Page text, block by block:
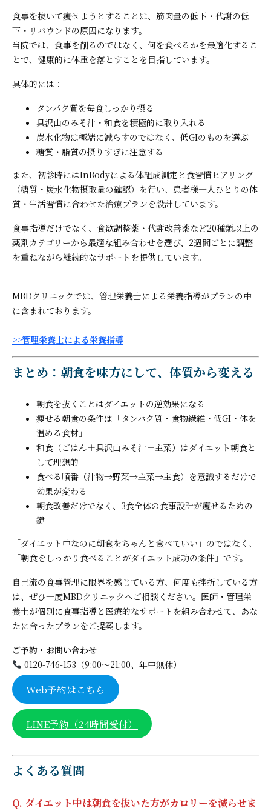
食事を抜いて痩せようとすることは、筋肉量の低下・代謝の低
下・リバウンドの原因になります。
当院では、食事を削るのではなく、何を食べるかを最適化するこ
とで、健康的に体重を落とすことを目指しています。
具体的には：
タンパク質を毎食しっかり摂る
具沢山のみそ汁・和食を積極的に取り入れる
炭水化物は極端に減らすのではなく、低GIのものを選ぶ
糖質・脂質の摂りすぎに注意する
また、初診時にはInBodyによる体組成測定と食習慣ヒアリング
（糖質・炭水化物摂取量の確認）を行い、患者様一人ひとりの体
質・生活習慣に合わせた治療プランを設計しています。
食事指導だけでなく、食欲調整薬・代謝改善薬など20種類以上の
薬剤カテゴリーから最適な組み合わせを選び、2週間ごとに調整
を重ねながら継続的なサポートを提供しています。
MBDクリニックでは、管理栄養士による栄養指導がプランの中
に含まれております。
>>管理栄養士による栄養指導
まとめ：朝食を味方にして、体質から変える
朝食を抜くことはダイエットの逆効果になる
痩せる朝食の条件は「タンパク質・食物繊維・低GI・体を
温める食材」
和食（ごはん＋具沢山みそ汁＋主菜）はダイエット朝食と
して理想的
食べる順番（汁物→野菜→主菜→主食）を意識するだけで
効果が変わる
朝食改善だけでなく、3食全体の食事設計が痩せるための
鍵
「ダイエット中なのに朝食をちゃんと食べていい」のではなく、
「朝食をしっかり食べることがダイエット成功の条件」です。
自己流の食事管理に限界を感じている方、何度も挫折している方
は、ぜひ一度MBDクリニックへご相談ください。医師・管理栄
養士が個別に食事指導と医療的なサポートを組み合わせて、あな
たに合ったプランをご提案します。
ご予約・お問い合わせ
0120-746-153（9:00〜21:00、年中無休）
Web予約はこちら
LINE予約（24時間受付）
よくある質問
Q. ダイエット中は朝食を抜いた方がカロリーを減らせま